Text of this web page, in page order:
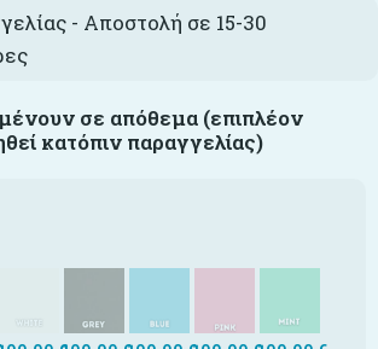
- Αποστολή σε 15-30
σε απόθεμα (επιπλέον
κατόπιν παραγγελίας)